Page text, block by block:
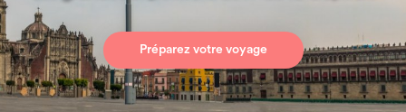
Préparez votre voyage